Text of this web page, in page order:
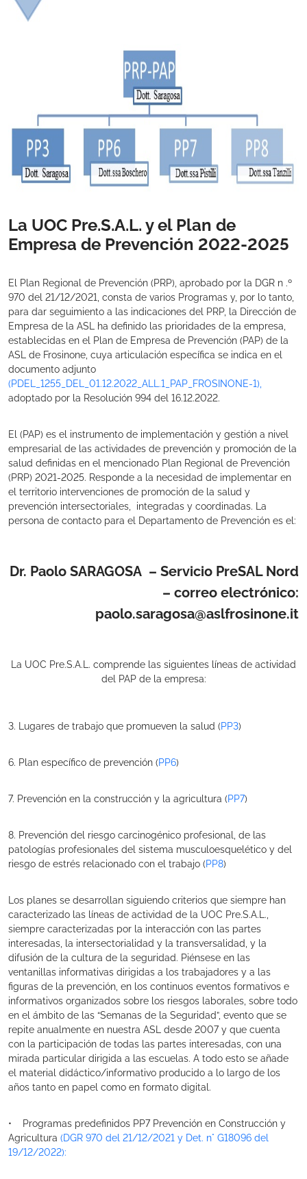
La UOC Pre.S.A.L. y el Plan de
Empresa de Prevención 2022-2025
El Plan Regional de Prevención (PRP), aprobado por la DGR n .º
970 del 21/12/2021, consta de varios Programas y, por lo tanto,
para dar seguimiento a las indicaciones del PRP, la Dirección de
Empresa de la ASL ha definido las prioridades de la empresa,
establecidas en el Plan de Empresa de Prevención (PAP) de la
ASL de Frosinone, cuya articulación específica se indica en el
documento adjunto
(PDEL_1255_DEL_01.12.2022_ALL.1_PAP_FROSINONE-1),
adoptado por la Resolución 994 del 16.12.2022.
El (PAP) es el instrumento de implementación y gestión a nivel
empresarial de las actividades de prevención y promoción de la
salud definidas en el mencionado Plan Regional de Prevención
(PRP) 2021-2025. Responde a la necesidad de implementar en
el territorio intervenciones de promoción de la salud y
prevención intersectoriales, integradas y coordinadas. La
persona de contacto para el Departamento de Prevención es el:
Dr. Paolo SARAGOSA – Servicio PreSAL Nord
– correo electrónico:
paolo.saragosa@aslfrosinone.it
La UOC Pre.S.A.L. comprende las siguientes líneas de actividad
del PAP de la empresa:
3. Lugares de trabajo que promueven la salud (PP3)
6. Plan específico de prevención (PP6)
7. Prevención en la construcción y la agricultura (PP7)
8. Prevención del riesgo carcinogénico profesional, de las
patologías profesionales del sistema musculoesquelético y del
riesgo de estrés relacionado con el trabajo (PP8)
Los planes se desarrollan siguiendo criterios que siempre han
caracterizado las líneas de actividad de la UOC Pre.S.A.L.,
siempre caracterizadas por la interacción con las partes
interesadas, la intersectorialidad y la transversalidad, y la
difusión de la cultura de la seguridad. Piénsese en las
ventanillas informativas dirigidas a los trabajadores y a las
figuras de la prevención, en los continuos eventos formativos e
informativos organizados sobre los riesgos laborales, sobre todo
en el ámbito de las “Semanas de la Seguridad”, evento que se
repite anualmente en nuestra ASL desde 2007 y que cuenta
con la participación de todas las partes interesadas, con una
mirada particular dirigida a las escuelas. A todo esto se añade
el material didáctico/informativo producido a lo largo de los
años tanto en papel como en formato digital.
• Programas predefinidos PP7 Prevención en Construcción y
Agricultura (DGR 970 del 21/12/2021 y Det. n° G18096 del
19/12/2022):